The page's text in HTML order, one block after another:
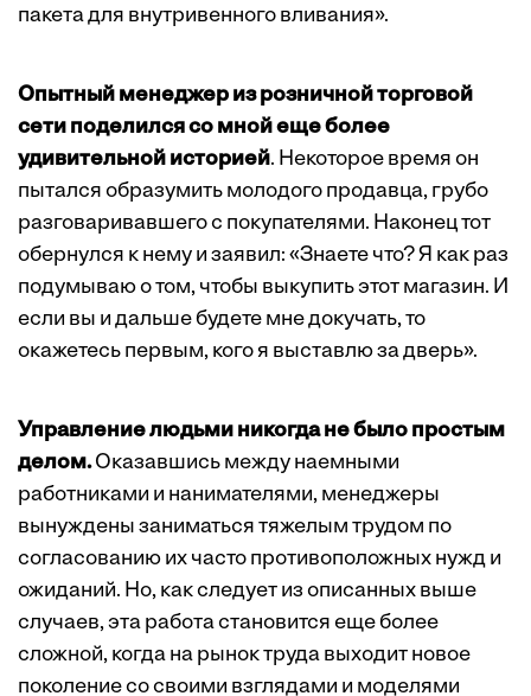
пакета для внутривенного вливания».
Опытный менеджер из розничной торговой
сети поделился со мной еще более
удивительной историей. Некоторое время он
пытался образумить молодого продавца, грубо
разговаривавшего с покупателями. Наконец тот
обернулся к нему и заявил: «Знаете что? Я как раз
подумываю о том, чтобы выкупить этот магазин. И
если вы и дальше будете мне докучать, то
окажетесь первым, кого я выставлю за дверь».
Управление людьми никогда не было простым
делом.Оказавшись между наемными
работниками и нанимателями, менеджеры
вынуждены заниматься тяжелым трудом по
согласованию их часто противоположных нужд и
ожиданий. Но, как следует из описанных выше
случаев, эта работа становится еще более
сложной, когда на рынок труда выходит новое
поколение со своими взглядами и моделями